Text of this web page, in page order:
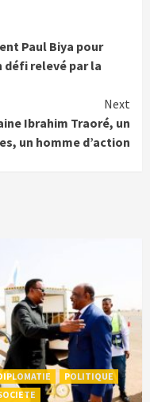
Paul Biya pour
défi relevé par la
Next
Ibrahim Traoré, un
un homme d’action
POLITIQUE